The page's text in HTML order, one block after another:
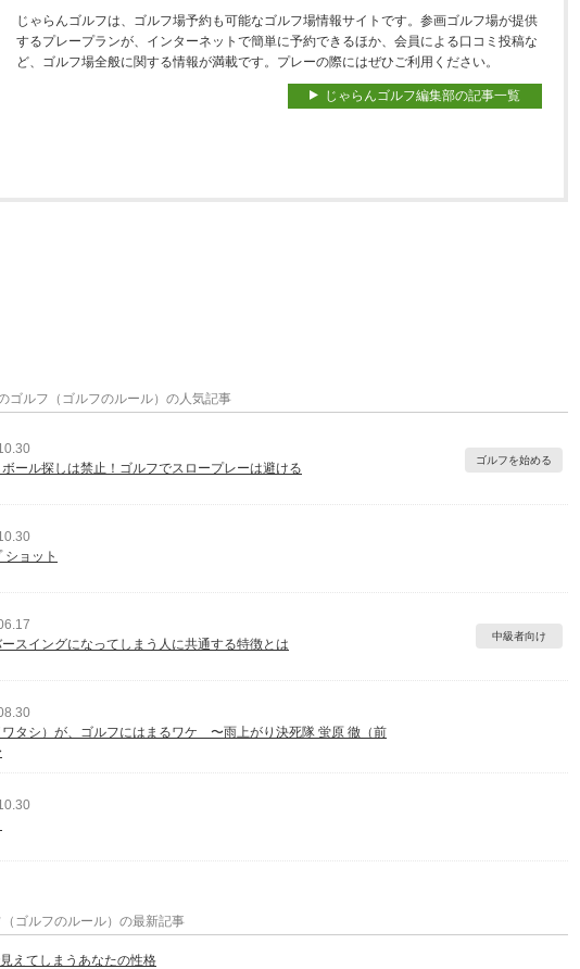
じゃらんゴルフは、ゴルフ場予約も可能なゴルフ場情報サイトです。参画ゴルフ場が提供
するプレープランが、インターネットで簡単に予約できるほか、会員による口コミ投稿な
ど、ゴルフ場全般に関する情報が満載です。プレーの際にはぜひご利用ください。
じゃらんゴルフ編集部の記事一覧
ゴルフ（ゴルフのルール）の人気記事
ボール探しは禁止！ゴルフでスロープレーは避ける
ゴルフを始める
ショット
ースイングになってしまう人に共通する特徴とは
中級者向け
ワタシ）が、ゴルフにはまるワケ 〜雨上がり決死隊 蛍原 徹（前
ゴルフのルール）の最新記事
えてしまうあなたの性格